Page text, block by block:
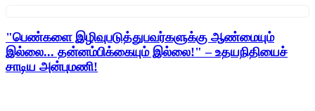
"பெண்களை இழிவுபடுத்துபவர்களுக்கு ஆண்மையும்
இல்லை... தன்னம்பிக்கையும் இல்லை!" – உதயநிதியைச்
சாடிய அன்புமணி!